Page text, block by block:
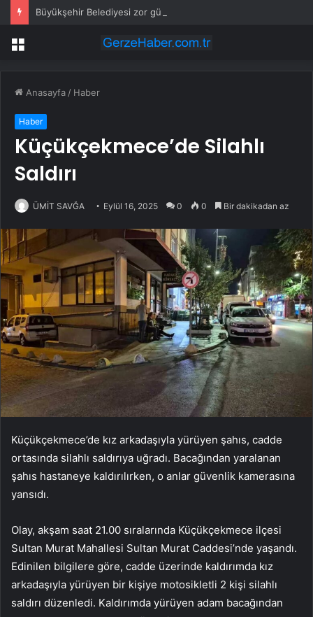
Menü
Anasayfa / Haber
Haber
Küçükçekmece’de Silahlı
Saldırı
ÜMİT SAVĞA Eylül 16, 2025 0 0 Bir dakikadan az
Küçükçekmece’de kız arkadaşıyla yürüyen şahıs, cadde
ortasında silahlı saldırıya uğradı. Bacağından yaralanan
şahıs hastaneye kaldırılırken, o anlar güvenlik kamerasına
yansıdı.
Olay, akşam saat 21.00 sıralarında Küçükçekmece ilçesi
Sultan Murat Mahallesi Sultan Murat Caddesi’nde yaşandı.
Edinilen bilgilere göre, cadde üzerinde kaldırımda kız
arkadaşıyla yürüyen bir kişiye motosikletli 2 kişi silahlı
saldırı düzenledi. Kaldırımda yürüyen adam bacağından